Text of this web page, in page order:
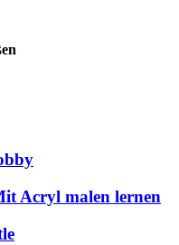
Acryl malen lernen